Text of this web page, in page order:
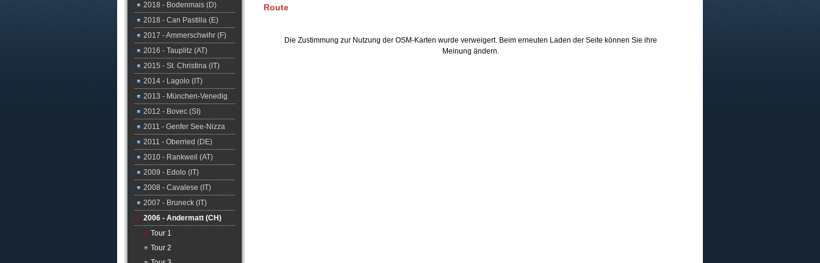
2018 - Bodenmais (D)
2018 - Can Pastilla (E)
2017 - Ammerschwihr (F)
2016 - Tauplitz (AT)
2015 - St. Christina (IT)
2014 - Lagolo (IT)
2013 - München-Venedig
2012 - Bovec (SI)
2011 - Genfer See-Nizza
2011 - Oberried (DE)
2010 - Rankweil (AT)
2009 - Edolo (IT)
2008 - Cavalese (IT)
2007 - Bruneck (IT)
2006 - Andermatt (CH)
Tour 1
Tour 2
Route
Die Zustimmung zur Nutzung der OSM-Karten wurde verweigert. Beim erneuten Laden der Seite können Sie ihre
Meinung ändern.